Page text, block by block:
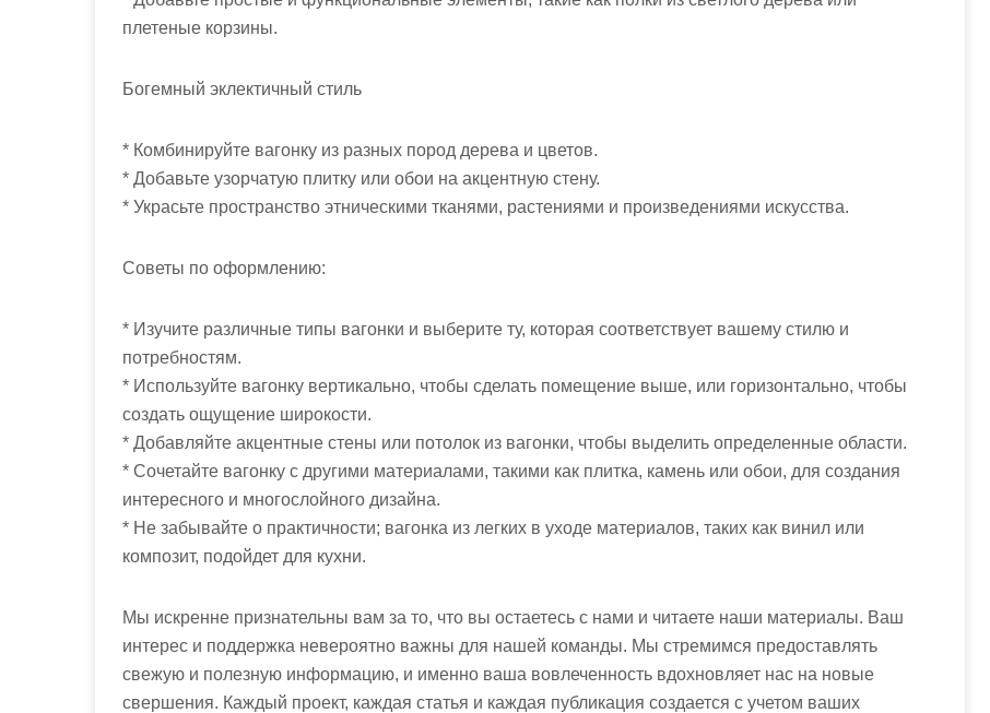
плетеные корзины.
Богемный эклектичный стиль
* Комбинируйте вагонку из разных пород дерева и цветов.
* Добавьте узорчатую плитку или обои на акцентную стену.
* Украсьте пространство этническими тканями, растениями и произведениями искусства.
Советы по оформлению:
* Изучите различные типы вагонки и выберите ту, которая соответствует вашему стилю и
потребностям.
* Используйте вагонку вертикально, чтобы сделать помещение выше, или горизонтально, чтобы
создать ощущение широкости.
* Добавляйте акцентные стены или потолок из вагонки, чтобы выделить определенные области.
* Сочетайте вагонку с другими материалами, такими как плитка, камень или обои, для создания
интересного и многослойного дизайна.
* Не забывайте о практичности; вагонка из легких в уходе материалов, таких как винил или
композит, подойдет для кухни.
Мы искренне признательны вам за то, что вы остаетесь с нами и читаете наши материалы. Ваш
интерес и поддержка невероятно важны для нашей команды. Мы стремимся предоставлять
свежую и полезную информацию, и именно ваша вовлеченность вдохновляет нас на новые
свершения. Каждый проект, каждая статья и каждая публикация создается с учетом ваших